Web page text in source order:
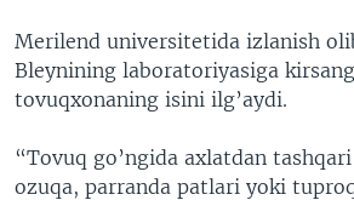
Merilend universitetida izlanish
Bleynining laboratoriyasiga
tovuqxonaning isini ilg’aydi.
“Tovuq go’ngida axlatdan
ozuqa, parranda patlari yoki